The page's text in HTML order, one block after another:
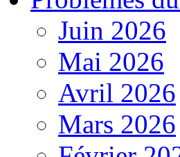
Juin 2026
Mai 2026
Avril 2026
Mars 2026